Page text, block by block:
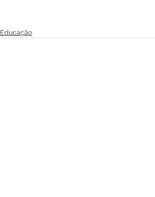
Educação